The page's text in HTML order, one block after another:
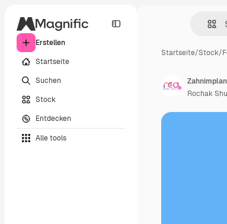
Erstellen
Startseite
Suchen
Stock
Entdecken
Alle tools
Startseite/Stock/
Rochak